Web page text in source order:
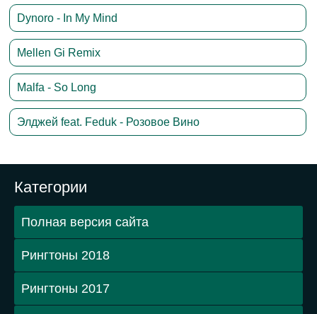
Dynoro - In My Mind
Mellen Gi Remix
Malfa - So Long
Элджей feat. Feduk - Розовое Вино
Категории
Полная версия сайта
Рингтоны 2018
Рингтоны 2017